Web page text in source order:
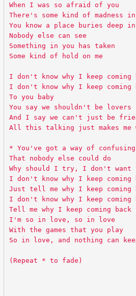
When I was so afraid of you
There's some kind of madness
You know a place buries deep
Nobody else can see
Something in you has taken
Some kind of hold on me
I don't know why I keep coming
I don't know why I keep coming
To you baby
You say we shouldn't be lovers
And I say we can't just be
All this talking just makes me
* You've got a way of
That nobody else could do
Why should I try, I don't want
I don't know why I keep coming
Just tell me why I keep coming
I don't know why I keep coming
Tell me why I keep coming back
I'm so in love, so in love
With the games that you play
So in love, and nothing can
(Repeat * to fade)